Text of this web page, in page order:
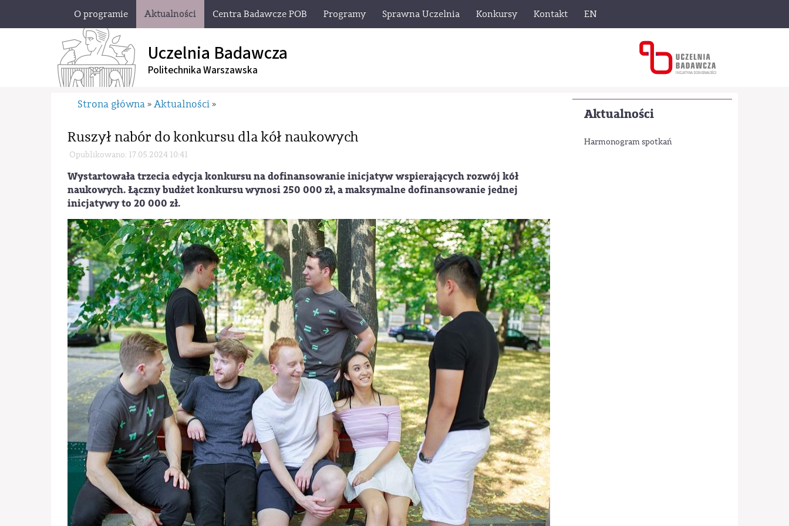
O programie Aktualności Centra Badawcze POB Programy Sprawna Uczelnia Konkursy Kontakt EN
Uczelnia Badawcza
Politechnika Warszawska
Aktualności
Harmonogram spotkań
Strona główna » Aktualności »
Ruszył nabór do konkursu dla kół naukowych
Opublikowano: 17.05.2024 10:41
Wystartowała trzecia edycja konkursu na dofinansowanie inicjatyw wspierających rozwój kół
naukowych. Łączny budżet konkursu wynosi 250 000 zł, a maksymalne dofinansowanie jednej
inicjatywy to 20 000 zł.